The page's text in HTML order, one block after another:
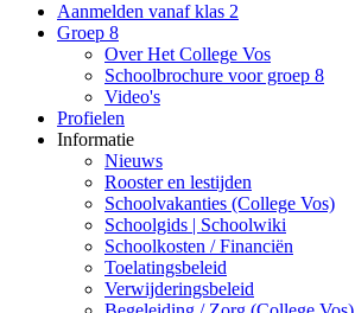
Aanmelden vanaf klas 2
Groep 8
Over Het College Vos
Schoolbrochure voor groep 8
Video's
Profielen
Informatie
Nieuws
Rooster en lestijden
Schoolvakanties (College Vos)
Schoolgids | Schoolwiki
Schoolkosten / Financiën
Toelatingsbeleid
Verwijderingsbeleid